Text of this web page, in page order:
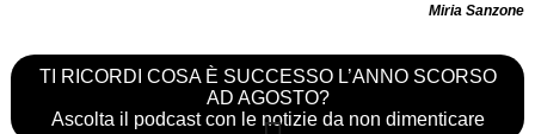
Miria Sanzone
TI RICORDI COSA È SUCCESSO L’ANNO SCORSO
AD AGOSTO?
Ascolta il podcast con le notizie da non dimenticare